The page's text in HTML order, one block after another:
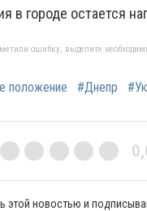
в городе остается
ошибку, выделите
положение #Днепр
этой новостью и